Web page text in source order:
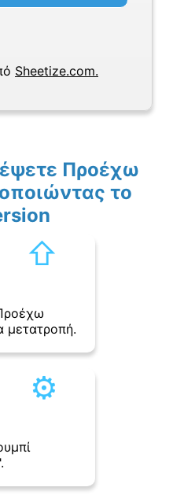
Sheetize.com.
Προέχω
το
⇧︎
μετατροπή.
⚙︎